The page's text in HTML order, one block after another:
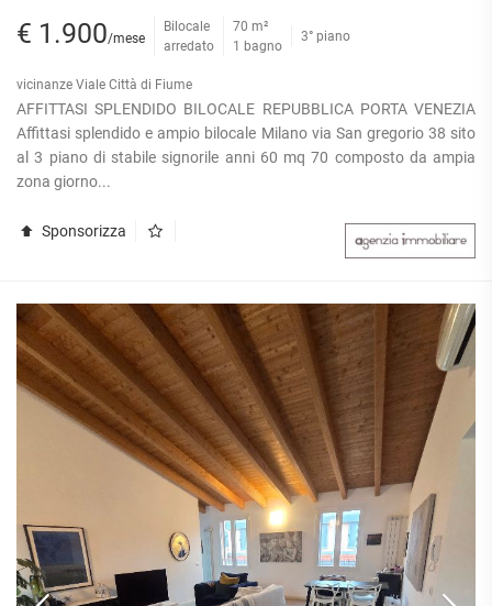
€ 1.900/mese
Bilocale
arredato
70 m²
1 bagno
3° piano
vicinanze Viale Città di Fiume
AFFITTASI SPLENDIDO BILOCALE REPUBBLICA PORTA VENEZIA
Affittasi splendido e ampio bilocale Milano via San gregorio 38 sito
al 3 piano di stabile signorile anni 60 mq 70 composto da ampia
zona giorno...
Sponsorizza